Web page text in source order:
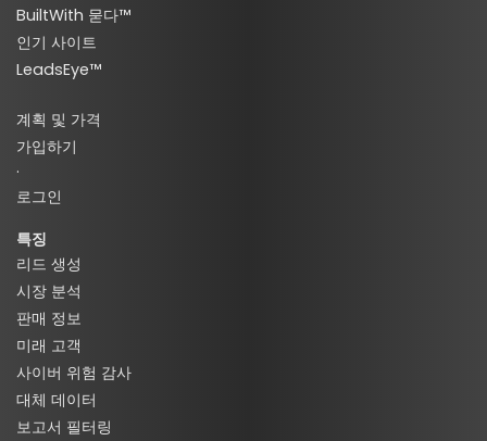
BuiltWith 묻다™
인기 사이트
LeadsEye™
계획 및 가격
가입하기
·
로그인
특징
리드 생성
시장 분석
판매 정보
미래 고객
사이버 위험 감사
대체 데이터
보고서 필터링